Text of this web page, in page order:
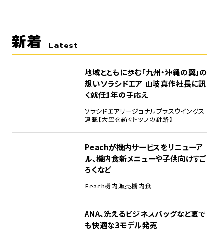
新着 Latest
地域とともに歩む「九州・沖縄の翼」の
想い――ソラシドエア 山岐真作社長に訊
く就任1年の手応え
ソラシドエアリージョナルプラスウイングス
連載【大空を紡ぐトップの針路】
Peachが機内サービスをリニューア
ル、機内食新メニューや子供向けすご
ろくなど
Peach機内販売機内食
ANA、洗えるビジネスバッグなど夏で
も快適な3モデル発売